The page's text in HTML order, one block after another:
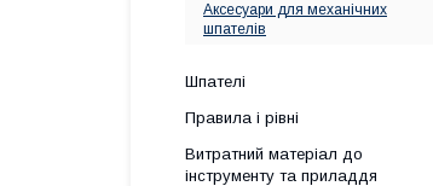
Аксесуари для механічних
шпателів
Шпателі
Правила і рівні
Витратний матеріал до
інструменту та приладдя